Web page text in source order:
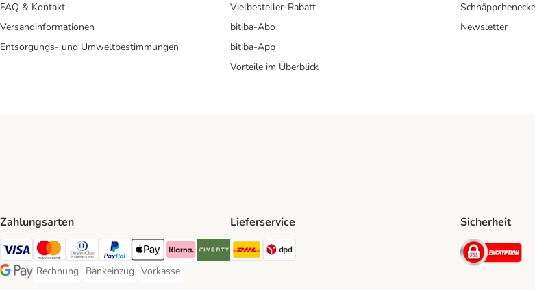
FAQ & Kontakt
Versandinformationen
Entsorgungs- und Umweltbestimmungen
Vielbesteller-Rabatt
bitiba-Abo
bitiba-App
Vorteile im Überblick
Schnäppchenecke
Newsletter
Zahlungsarten
Visa Payment Method
Mastercard Payment Method
Diners Club Payment Method
PayPal Payment Method
Apple Pay Payment Method
Klarna Payment Method
Riverty Payment Method
Google Pay Payment Method
Rechnung
Rechnung Payment Method
Bankeinzug
Bankeinzug Payment Method
Vorkasse
Vorkasse Payment Method
Lieferservice
DHL Shipping Method
Sicherheit